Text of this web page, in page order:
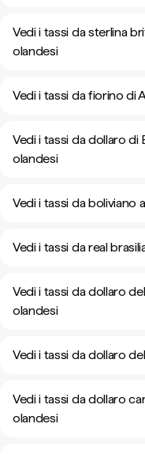
Vedi i tassi da sterlina
olandesi
Vedi i tassi da fiorino di
Vedi i tassi da dollaro
olandesi
Vedi i tassi da boliviano
Vedi i tassi da real
Vedi i tassi da dollaro
olandesi
Vedi i tassi da dollaro
Vedi i tassi da dollaro
olandesi